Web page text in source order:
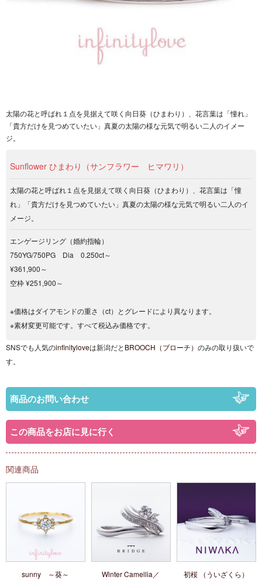
太陽の花と呼ばれ１点を見据えて咲く向日葵（ひまわり）、花言葉は「憧れ」
「貴方だけを見つめていたい」真夏の太陽の様な元気で明るい二人のイメー
ジ。
Sunflower ひまわり（サンフラワー ヒマワリ）
太陽の花と呼ばれ１点を見据えて咲く向日葵（ひまわり）、花言葉は「憧
れ」「貴方だけを見つめていたい」真夏の太陽の様な元気で明るい二人のイ
メージ。
エンゲージリング（婚約指輪）
750YG/750PG Dia 0.250ct～
¥361,900～
空枠 ¥251,900～
※価格はダイアモンドの重さ（ct）とグレードにより異なります。
※素材変更可能です。すべて税込み価格です。
SNSでも人気のinfinityloveは新潟だと BROOCH（ブローチ） のみの取り扱いで
す。
商品のお問い合わせ
この商品をお店に見に行く
関連商品
sunny ～葵～
Winter Camellia／
初桜 （ういざくら）